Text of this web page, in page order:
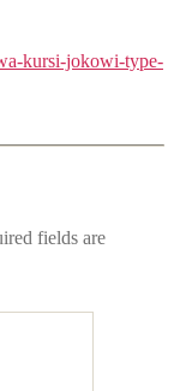
kursi-jokowi-type-
fields are